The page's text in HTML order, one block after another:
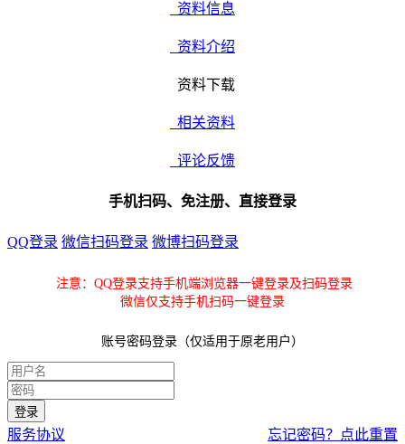
资料信息
资料介绍
资料下载
相关资料
评论反馈
手机扫码、免注册、直接登录
QQ登录 微信扫码登录 微博扫码登录
注意：QQ登录支持手机端浏览器一键登录及扫码登录
微信仅支持手机扫码一键登录
账号密码登录（仅适用于原老用户）
服务协议 忘记密码？点此重置